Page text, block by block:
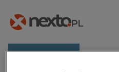
E-prasa